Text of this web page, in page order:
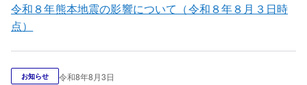
令和８年熊本地震の影響について（令和８年８月３日時
点）
お知らせ 令和8年8月3日